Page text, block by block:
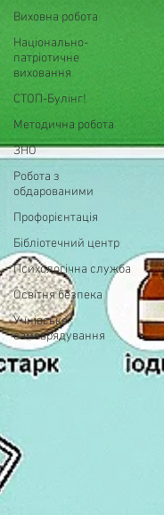
Виховна робота
Національно-
патріотичне
виховання
СТОП-Булінг!
Методична робота
ЗНО
Робота з
обдарованими
Профорієнтація
Бібліотечний центр
Психологічна служба
Освітня безпека
Учнівське
самоврядування